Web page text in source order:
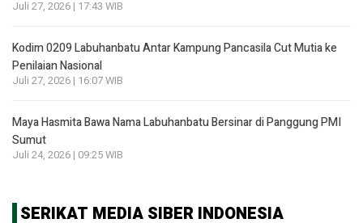
Juli 27, 2026 | 17:43 WIB
Kodim 0209 Labuhanbatu Antar Kampung Pancasila Cut Mutia ke
Penilaian Nasional
Juli 27, 2026 | 16:07 WIB
Maya Hasmita Bawa Nama Labuhanbatu Bersinar di Panggung PMI
Sumut
Juli 24, 2026 | 09:25 WIB
SERIKAT MEDIA SIBER INDONESIA